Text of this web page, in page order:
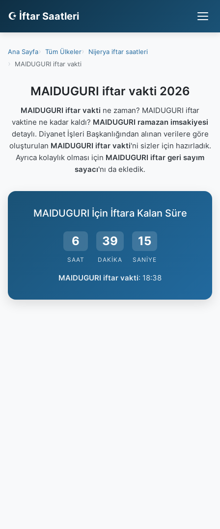
☪ İftar Saatleri
Ana Sayfa Tüm Ülkeler
Nijerya iftar saatleri
MAIDUGURI iftar vakti
MAIDUGURI iftar vakti 2026
MAIDUGURI iftar vakti ne zaman? MAIDUGURI iftar
vaktine ne kadar kaldı? MAIDUGURI ramazan imsakiyesi
detaylı. Diyanet İşleri Başkanlığından alınan verilere göre
oluşturulan MAIDUGURI iftar vakti'ni sizler için hazırladık.
Ayrıca kolaylık olması için MAIDUGURI iftar geri sayım
sayacı'nı da ekledik.
MAIDUGURI İçin İftara Kalan Süre
6
SAAT
39
DAKIKA
14
SANIYE
MAIDUGURI iftar vakti: 18:38